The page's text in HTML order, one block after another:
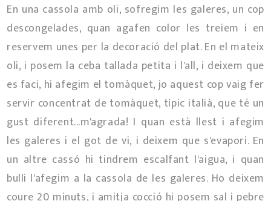
En una cassola amb oli, sofregim les galeres, un cop
descongelades, quan agafen color les treiem i en
reservem unes per la decoració del plat. En el mateix
oli, i posem la ceba tallada petita i l'all, i deixem que
es faci, hi afegim el tomàquet, jo aquest cop vaig fer
servir concentrat de tomàquet, típic italià, que té un
gust diferent...m'agrada! I quan està llest i afegim
les galeres i el got de vi, i deixem que s'evapori. En
un altre cassó hi tindrem escalfant l'aigua, i quan
bulli l'afegim a la cassola de les galeres. Ho deixem
coure 20 minuts, i amitja cocció hi posem sal i pebre